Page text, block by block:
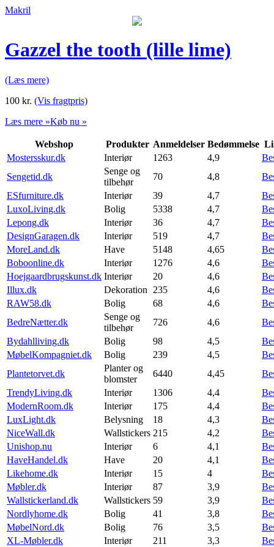
Makril
Gazzel the tooth (lille lime)
(Læs mere)
100 kr. (Vis fragtpris)
Læs mere »Køb nu »
Webshop Produkter Anmeldelser Bedømmelse
Mostersskur.dk
Interiør 1263 4,9
Sengetid.dk
Senge og
tilbehør
70 4,8
ESfurniture.dk
Interiør 39 4,7
LuxoLiving.dk
Bolig 5338 4,7
Lepong.dk
Interiør 36 4,7
DesignGaragen.dk
Interiør 519 4,7
MoreLand.dk
Have 5148 4,65
Boboonline.dk
Interiør 1276 4,6
Hoejgaardbrugskunst.dk Interiør 20 4,6
Illux.dk
Dekoration 235 4,6
RAW58.dk
Bolig 68 4,6
BedreNætter.dk
Senge og
tilbehør
726 4,6
Bydahlliving.dk
Bolig 98 4,5
MøbelKompagniet.dk
Bolig 239 4,5
Plantetorvet.dk
Planter og
blomster
6440 4,45
TrendyLiving.dk
Interiør 1306 4,4
ModernRoom.dk
Interiør 175 4,4
LuxLight.dk
Belysning 18 4,3
NiceWall.dk
Wallstickers 215 4,2
Unishop.nu
Interiør 6 4,1
HaveHandel.dk
Have 20 4,1
Likehome.dk
Interiør 15 4
Møbler.dk
Interiør 87 3,9
Wallstickerland.dk
Wallstickers 59 3,9
Nordlyhome.dk
Bolig 41 3,8
MøbelNord.dk
Bolig 76 3,5
XL-Møbler.dk
Interiør 211 3,3